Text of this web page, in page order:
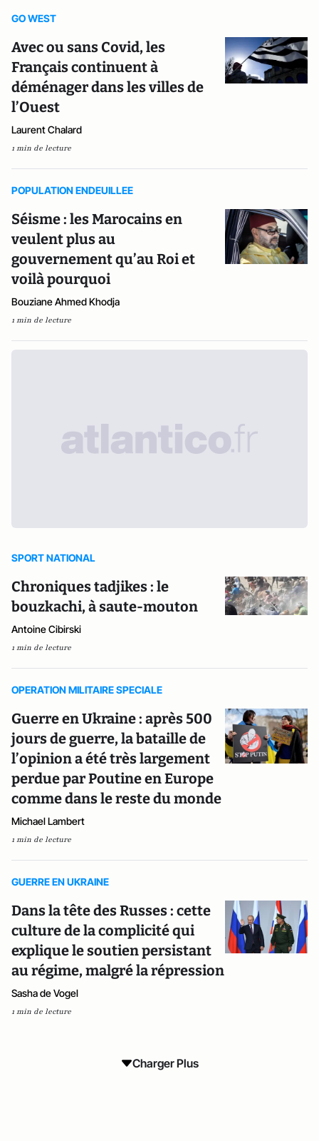
GO WEST
Avec ou sans Covid, les
Français continuent à
déménager dans les villes de
l’Ouest
Laurent Chalard
1 min de lecture
POPULATION ENDEUILLEE
Séisme : les Marocains en
veulent plus au
gouvernement qu’au Roi et
voilà pourquoi
Bouziane Ahmed Khodja
1 min de lecture
SPORT NATIONAL
Chroniques tadjikes : le
bouzkachi, à saute-mouton
Antoine Cibirski
1 min de lecture
OPERATION MILITAIRE SPECIALE
Guerre en Ukraine : après 500
jours de guerre, la bataille de
l’opinion a été très largement
perdue par Poutine en Europe
comme dans le reste du monde
Michael Lambert
1 min de lecture
GUERRE EN UKRAINE
Dans la tête des Russes : cette
culture de la complicité qui
explique le soutien persistant
au régime, malgré la répression
Sasha de Vogel
1 min de lecture
Charger Plus